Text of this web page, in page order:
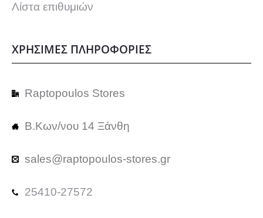
Λίστα επιθυμιών
ΧΡΗΣΙΜΕΣ ΠΛΗΡΟΦΟΡΙΕΣ
Raptopoulos Stores
Β.Κων/νου 14 Ξάνθη
sales@raptopoulos-stores.gr
25410-27572